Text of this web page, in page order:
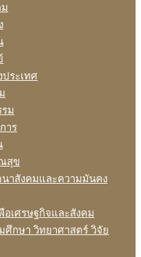
ประเทศ
ม
าร
สุข
าสังคมและความมันคง
อเศรษฐกิจและสังคม
ศึกษา วิทยาศาสตร์ วิจัย